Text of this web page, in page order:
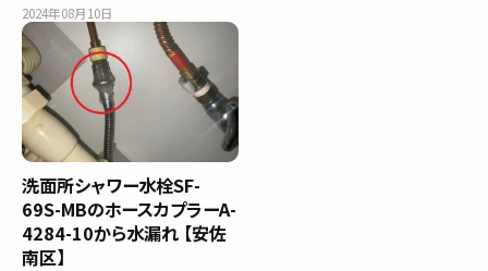
2024年08月10日
洗面所シャワー水栓SF-
69S-MBのホースカプラーA-
4284-10から水漏れ 【安佐
南区】